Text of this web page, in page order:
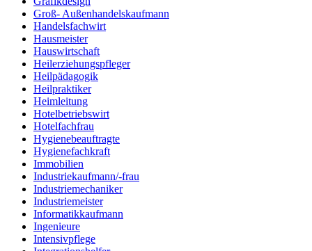
Groß- Außenhandelskaufmann
Handelsfachwirt
Hausmeister
Hauswirtschaft
Heilerziehungspfleger
Heilpädagogik
Heilpraktiker
Heimleitung
Hotelbetriebswirt
Hotelfachfrau
Hygienebeauftragte
Hygienefachkraft
Immobilien
Industriekaufmann/-frau
Industriemechaniker
Industriemeister
Informatikkaufmann
Ingenieure
Intensivpflege